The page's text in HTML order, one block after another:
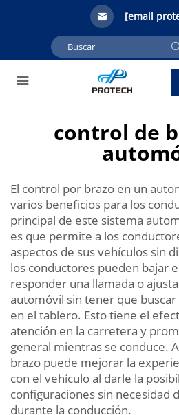
[email
control de
El control por brazo en un
varios beneficios para los
principal de este sistema
es que permite a los
aspectos de sus vehículos sin
los conductores pueden bajar
responder una llamada o
automóvil sin tener que
en el tablero. Esto tiene el
atención en la carretera y
general mientras se conduce.
brazo puede mejorar la
con el vehículo al darle la
configuraciones sin necesidad
durante la conducción.